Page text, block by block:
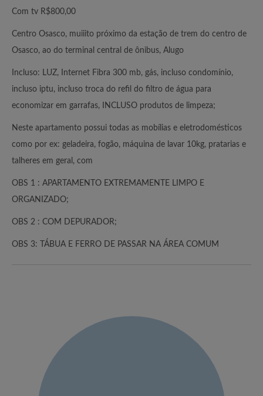
Com tv R$800,00
Centro Osasco, muiiito próximo da estação de trem do centro de
Osasco, ao do terminal central de ônibus, Alugo
Incluso: LUZ, Internet Fibra 300 mb, gás, incluso condomínio,
incluso iptu, incluso troca do refil do filtro de água para
economizar em garrafas, INCLUSO produtos de limpeza;
Neste apartamento possui todas as mobílias e eletrodomésticos
como por ex: geladeira, fogão, máquina de lavar 10kg, pratarias e
talheres em geral, com
OBS 1 : APARTAMENTO EXTREMAMENTE LIMPO E
ORGANIZADO;
OBS 2 : COM DEPURADOR;
OBS 3: TÁBUA E FERRO DE PASSAR NA ÁREA COMUM